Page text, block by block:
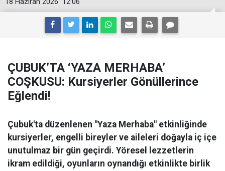
12:06
18 Haziran 2026
ÇUBUK’TA ‘YAZA MERHABA’
COŞKUSU: Kursiyerler Gönüllerince
Eğlendi!
Çubuk'ta düzenlenen "Yaza Merhaba" etkinliğinde
kursiyerler, engelli bireyler ve aileleri doğayla iç içe
unutulmaz bir gün geçirdi. Yöresel lezzetlerin
ikram edildiği, oyunların oynandığı etkinlikte birlik